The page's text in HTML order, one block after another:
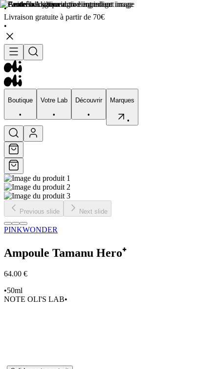
•
Livraison gratuite à partir de 70€
•
Boutique
•
Votre Lab
•
Découvrir
•
Marques
•
Boutique
•
Votre Lab
•
•
Visage
Corps Type de peau
Sélections
Outils & Accessoires
Previous slide Next slide
PINKWONDER
Ampoule Tamanu Hero⁺
64.00 €
•50ml
NOTE OLI'S LAB•